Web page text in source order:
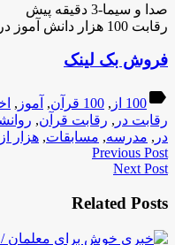
صدا و سیما-3 دقیقه پیش
رقابت 100 هزار دانش آموز در مسابقات درس هایی از قرآن
فروش بک لینک
label100 از , 100 قرآن , آموز ,
رقابت در , رقابت قرآن,
در , مدرسه, مسابقات, هزار از
Previous Post
Next Post
Related Posts